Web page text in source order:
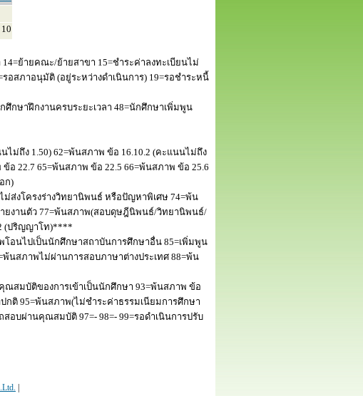
10
ย้ายคณะ/ย้ายสาขา 15=ชำระค่าลงทะเบียนไม่
สภาอนุมัติ (อยู่ระหว่างดำเนินการ) 19=รอชำระหนี้
ศึกษาฝึกงานครบระยะเวลา 48=นักศึกษาเพิ่มพูน
ไม่ถึง 1.50) 62=พ้นสภาพ ข้อ 16.10.2 (คะแนนไม่ถึง
อ 22.7 65=พ้นสภาพ ข้อ 22.5 66=พ้นสภาพ ข้อ 25.6
ก)
ม่ส่งโครงร่างวิทยานิพนธ์ หรือปัญหาพิเศษ 74=พ้น
ยงานตัว 77=พ้นสภาพ(สอบดุษฎีนิพนธ์/วิทยานิพนธ์/
(ปริญญาโท)****
โอนไปเป็นนักศึกษาสถาบันการศึกษาอื่น 85=เพิ่มพูน
นสภาพไม่ผ่านการสอบภาษาต่างประเทศ 88=พ้น
สมบัติของการเข้าเป็นนักศึกษา 93=พ้นสภาพ ข้อ
กติ 95=พ้นสภาพ(ไม่ชำระค่าธรรมเนียมการศึกษา
อบผ่านคุณสมบัติ 97=- 98=- 99=รอดำเนินการปรับ